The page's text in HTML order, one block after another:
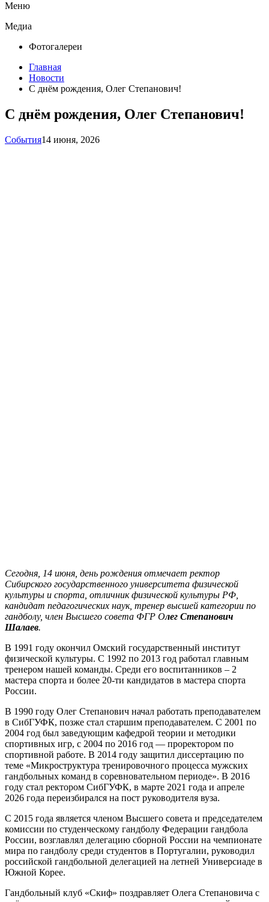
Меню
Медиа
Фотогалереи
Главная
Новости
С днём рождения, Олег Степанович!
С днём рождения, Олег Степанович!
События14 июня, 2026
Сегодня, 14 июня, день рождения отмечает ректор
Сибирского государственного университета физической
культуры и спорта, отличник физической культуры РФ,
кандидат педагогических наук, тренер высшей категории по
гандболу, член Высшего совета ФГР Олег Степанович
Шалаев.
В 1991 году окончил Омский государственный институт
физической культуры. С 1992 по 2013 год работал главным
тренером нашей команды. Среди его воспитанников – 2
мастера спорта и более 20-ти кандидатов в мастера спорта
России.
В 1990 году Олег Степанович начал работать преподавателем
в СибГУФК, позже стал старшим преподавателем. С 2001 по
2004 год был заведующим кафедрой теории и методики
спортивных игр, с 2004 по 2016 год — проректором по
спортивной работе. В 2014 году защитил диссертацию по
теме «Микроструктура тренировочного процесса мужских
гандбольных команд в соревновательном периоде». В 2016
году стал ректором СибГУФК, в марте 2021 года и апреле
2026 года переизбирался на пост руководителя вуза.
С 2015 года является членом Высшего совета и председателем
комиссии по студенческому гандболу Федерации гандбола
России, возглавлял делегацию сборной России на чемпионате
мира по гандболу среди студентов в Португалии, руководил
российской гандбольной делегацией на летней Универсиаде в
Южной Корее.
Гандбольный клуб «Скиф» поздравляет Олега Степановича с